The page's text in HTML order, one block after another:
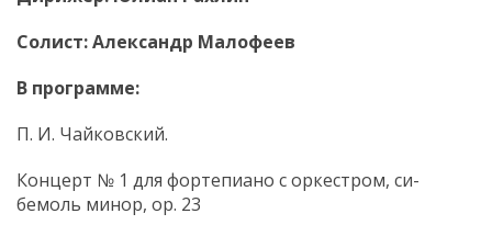
Солист: Александр Малофеев
В программе:
П. И. Чайковский.
Концерт № 1 для фортепиано с оркестром, си-
бемоль минор, ор. 23